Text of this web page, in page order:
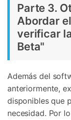
Parte 3.
Abordar
verificar
Beta"
Además del
anteriormente,
disponibles que
necesidad. Por